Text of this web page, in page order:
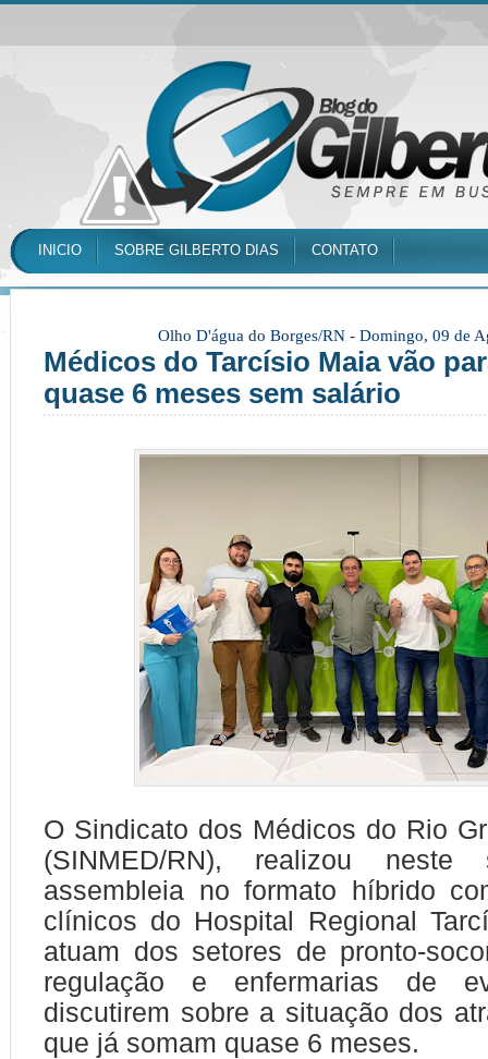
INICIO SOBRE GILBERTO DIAS CONTATO
Olho D'água do Borges/RN - Domingo, 09 de
Médicos do Tarcísio Maia vão
quase 6 meses sem salário
O Sindicato dos Médicos do Rio
(SINMED/RN), realizou neste
assembleia no formato híbrido
clínicos do Hospital Regional
atuam dos setores de pronto-
regulação e enfermarias de
discutirem sobre a situação dos
que já somam quase 6 meses.